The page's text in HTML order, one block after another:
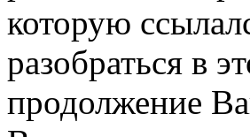
которую
разобраться в
продолжение